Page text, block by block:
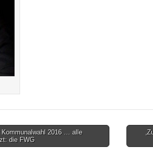
2016 … alle
die FWG